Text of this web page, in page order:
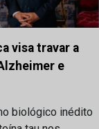
visa travar a
e
biológico inédito